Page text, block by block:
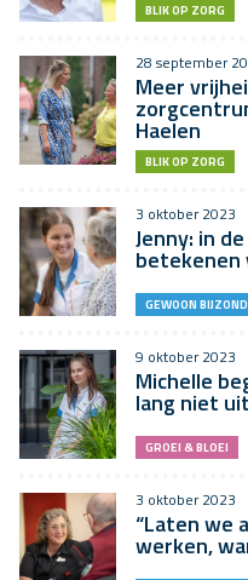
BLIK OP ZORG
28 september
Meer
Haelen
BLIK OP ZORG
3 oktober 2023
Jenny: in
betekenen
GEWOON
9 oktober 2023
Michelle
lang niet
GROEI & BLOEI
3 oktober 2023
“Laten we
werken,